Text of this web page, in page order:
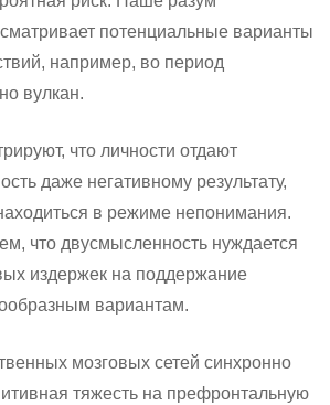
потенциальные варианты
например, во период
вулкан.
что личности отдают
даже негативному результату,
в режиме непонимания.
что двусмысленность нуждается
издержек на поддержание
вариантам.
мозговых сетей синхронно
тяжесть на префронтальную